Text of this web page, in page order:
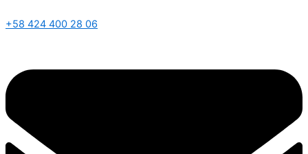
+58 424 400 28 06